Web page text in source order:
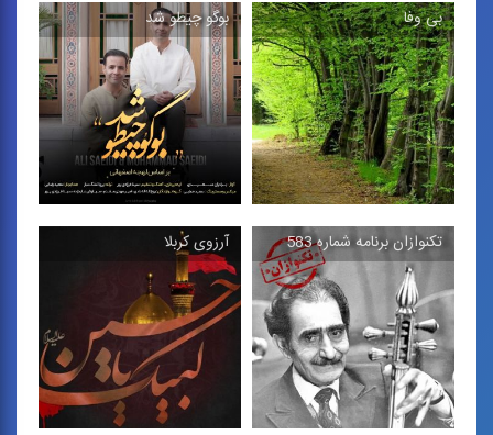
اربعین آمد
تصنیف در فضای موسیقی
دستگاهی با مضمون اربعین
...
تكنوازی نی
تكنوازی نی در فضای
موسیقی دستگاهی
بی وفا
بی وفا
تصنیف در فضای موسیقی
دستگاهی
بوگو چیطو شد
بوگو چیطو شد
تصنیف در فضای موسیقی
دستگاهی با گویش اصفهانی
تكنوازان برنامه شماره 583 آرزوی كربلا